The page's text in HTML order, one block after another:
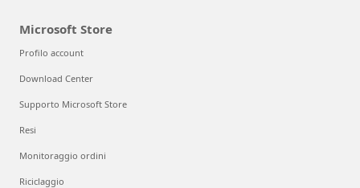
Microsoft Store
Profilo account
Download Center
Supporto Microsoft Store
Resi
Monitoraggio ordini
Riciclaggio